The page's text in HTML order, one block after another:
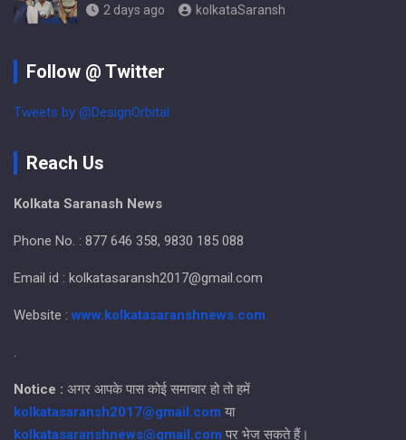
2 days ago kolkataSaransh
Follow @ Twitter
Tweets by @DesignOrbital
Reach Us
Kolkata Saranash News
Phone No. : 877 646 358, 9830 185 088
Email id : kolkatasaransh2017@gmail.com
Website : www.kolkatasaranshnews.com
.
Notice : अगर आपके पास कोई समाचार हो तो हमें
kolkatasaransh2017@gmail.com या
kolkatasaranshnews@gmail.com पर भेज सकते हैं।